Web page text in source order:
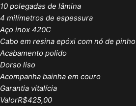
10 polegadas de lâmina
4 milímetros de espessura
Aço inox 420C
Cabo em resina epóxi com nó de pinho
Acabamento polido
Dorso liso
Acompanha bainha em couro
Garantia vitalícia
ValorR$425,00